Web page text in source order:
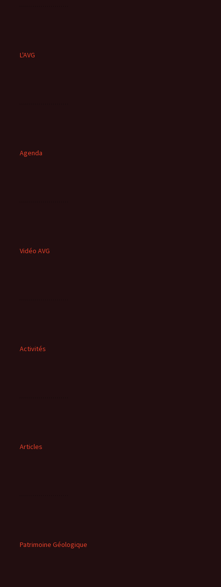
L'AVG
Agenda
Vidéo AVG
Activités
Articles
Patrimoine Géologique